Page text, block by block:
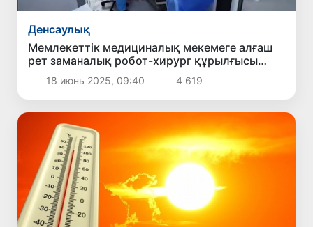
Денсаулық
Мемлекеттік медициналық мекемеге алғаш
рет заманалық робот-хирург құрылғысы
әкелінді — ДСМ
18 июнь 2025, 09:40 4 619